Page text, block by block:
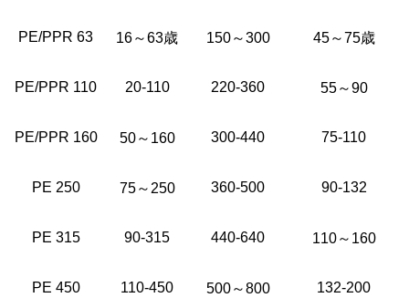
PE/PPR 63 16～63歳 150～300 45～75歳
PE/PPR 110 20-110 220-360 55～90
PE/PPR 160 50～160 300-440 75-110
PE 250 75～250 360-500 90-132
PE 315 90-315 440-640 110～160
PE 450 110-450 500～800 132-200